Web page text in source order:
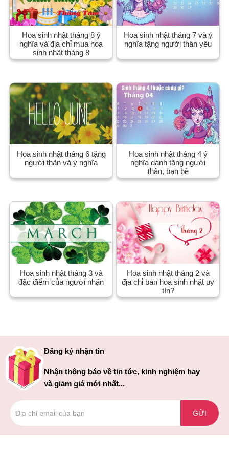
Hoa sinh nhật tháng 8 ý
nghĩa và địa chỉ mua hoa
sinh nhật tháng 8
Hoa sinh nhật tháng 7 và ý
nghĩa tặng người thân yêu
Hoa sinh nhật tháng 6 tặng
người thân và ý nghĩa
Hoa sinh nhật tháng 4 ý
nghĩa dành tặng người
thân, bạn bè
Hoa sinh nhật tháng 3 và
đặc điểm của người nhận
Hoa sinh nhật tháng 2 và
địa chỉ bán hoa sinh nhật uy
tín?
Đăng ký nhận tin
Nhận thông báo về tin tức, kinh nghiệm hay
và giảm giá mới nhất...
GỬI